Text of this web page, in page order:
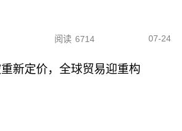
阅读 6714 07-24
新定价，全球贸易迎重构